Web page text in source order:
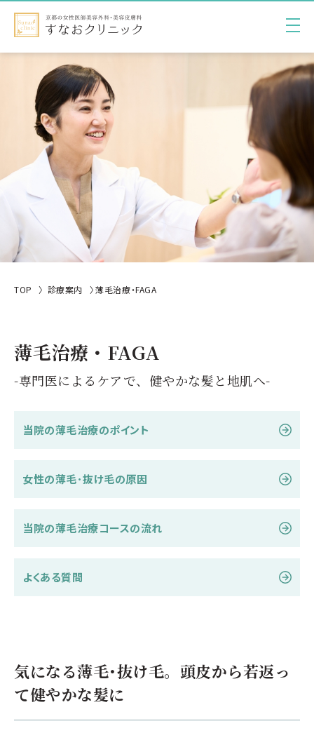
TOP 診療案内 薄毛治療・FAGA
薄毛治療・FAGA
-専門医によるケアで、健やかな髪と地肌へ-
当院の薄毛治療のポイント
女性の薄毛･抜け毛の原因
当院の薄毛治療コースの流れ
よくある質問
気になる薄毛･抜け毛。頭皮から若返っ
て健やかな髪に